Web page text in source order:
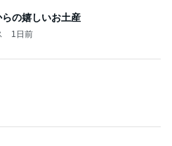
の嬉しいお土産
1日前